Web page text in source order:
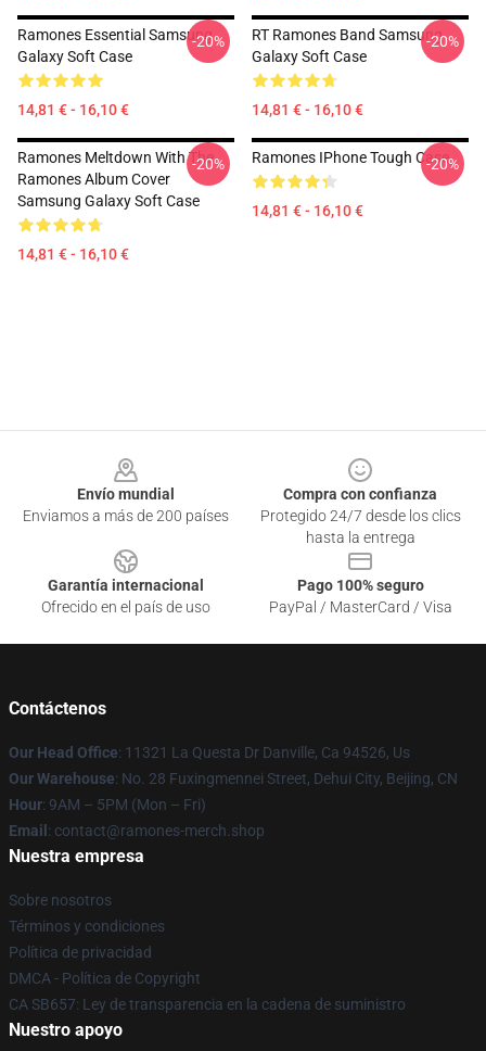
Ramones Essential Samsung
Galaxy Soft Case
14,81 € - 16,10 €
-20%
RT Ramones Band Samsung
Galaxy Soft Case
14,81 € - 16,10 €
-20%
Ramones Meltdown With The
Ramones Album Cover
Samsung Galaxy Soft Case
14,81 € - 16,10 €
-20% Ramones IPhone Tough Case
14,81 € - 16,10 €
-20%
Envío mundial
Enviamos a más de 200 países
Compra con confianza
Protegido 24/7 desde los clics
hasta la entrega
Garantía internacional
Ofrecido en el país de uso
Pago 100% seguro
PayPal / MasterCard / Visa
Contáctenos
Our Head Office: 11321 La Questa Dr Danville, Ca 94526, Us
Our Warehouse: No. 28 Fuxingmennei Street, Dehui City, Beijing, CN
Hour: 9AM – 5PM (Mon – Fri)
Email : contact@ramones-merch.shop
Nuestra empresa
Sobre nosotros
Términos y condiciones
Política de privacidad
DMCA - Política de Copyright
CA SB657: Ley de transparencia en la cadena de suministro
Nuestro apoyo